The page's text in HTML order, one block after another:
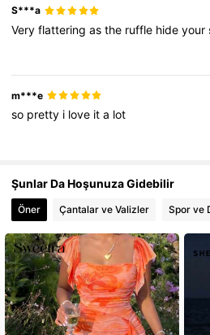
S***a
Veryflatteringasthe ruffle hideyour
m***e
so pretty i love ita lot
Şunlar Da Hoşunuza Gidebilir
Öner Çantalar ve Valizler Spor ve